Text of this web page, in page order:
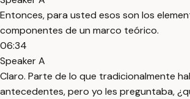
Entonces, para usted esos son los
componentes de un marco teórico.
06:34
Speaker A
Claro. Parte de lo que tradicionalmente
antecedentes, pero yo les preguntaba,